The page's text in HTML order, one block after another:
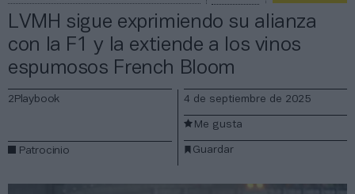
LVMH sigue exprimiendo su alianza
con la F1 y la extiende a los vinos
espumosos French Bloom
2Playbook
Patrocinio
4 de septiembre de 2025
Guardar
Me gusta